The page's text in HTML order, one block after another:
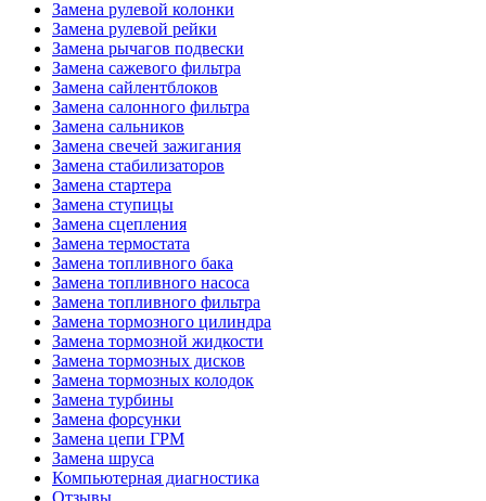
Замена рулевой колонки
Замена рулевой рейки
Замена рычагов подвески
Замена сажевого фильтра
Замена сайлентблоков
Замена салонного фильтра
Замена сальников
Замена свечей зажигания
Замена стабилизаторов
Замена стартера
Замена ступицы
Замена сцепления
Замена термостата
Замена топливного бака
Замена топливного насоса
Замена топливного фильтра
Замена тормозного цилиндра
Замена тормозной жидкости
Замена тормозных дисков
Замена тормозных колодок
Замена турбины
Замена форсунки
Замена цепи ГРМ
Замена шруса
Компьютерная диагностика